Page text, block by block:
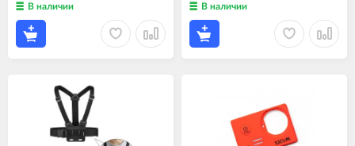
В наличии В наличии